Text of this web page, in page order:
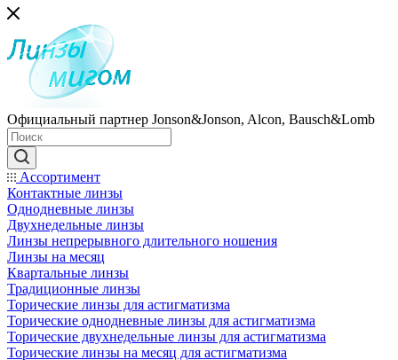
Официальный партнер Jonson&Jonson, Alcon, Bausch&Lomb
Ассортимент
Контактные линзы
Однодневные линзы
Двухнедельные линзы
Линзы непрерывного длительного ношения
Линзы на месяц
Квартальные линзы
Традиционные линзы
Торические линзы для астигматизма
Торические однодневные линзы для астигматизма
Торические двухнедельные линзы для астигматизма
Торические линзы на месяц для астигматизма